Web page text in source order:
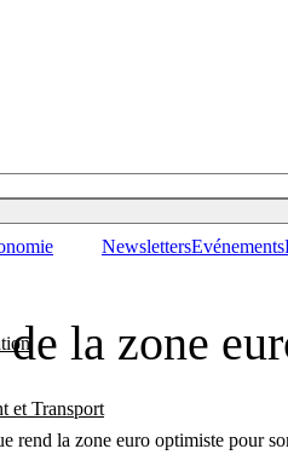
et Transport
NewslettersEvénements
la zone
rend la zone euro optimiste pour